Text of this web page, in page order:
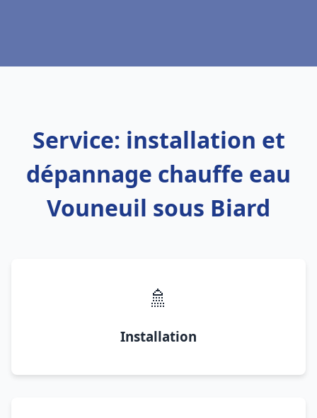
Service: installation et
dépannage chauffe eau
Vouneuil sous Biard
🚿
Installation